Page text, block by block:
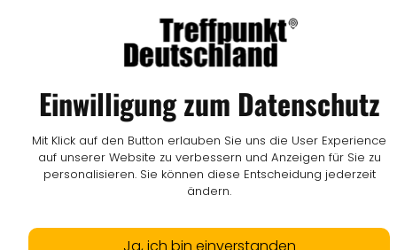
Einwilligung zum Datenschutz
Mit Klick auf den Button erlauben Sie uns die User Experience
auf unserer Website zu verbessern und Anzeigen für Sie zu
personalisieren. Sie können diese Entscheidung jederzeit
ändern.